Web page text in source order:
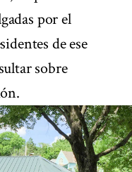
por el
de ese
sobre